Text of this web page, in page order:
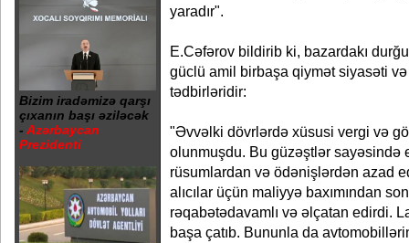
Bizim iradəmizə qarşı
çıxanın başı əziləcək
- Azərbaycan
Prezidenti
yaradır".
E.Cəfərov bildirib ki, bazardakı
güclü amil birbaşa qiymət siyasəti
tədbirləridir:
"Əvvəlki dövrlərdə xüsusi vergi və
olunmuşdu. Bu güzəştlər sayəsində
rüsumlardan və ödənişlərdən azad
alıcılar üçün maliyyə baxımından
rəqabətədavamlı və əlçatan edirdi.
başa çatıb. Bununla da